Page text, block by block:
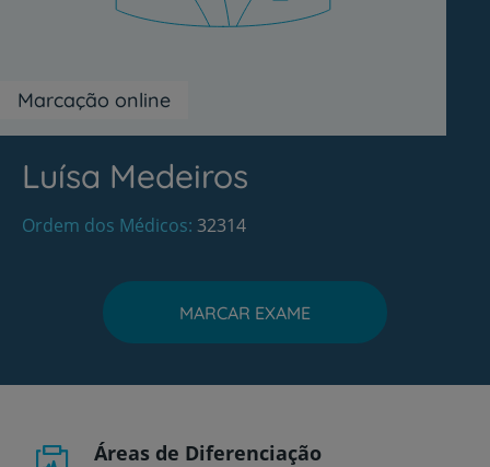
Marcação online
Luísa Medeiros
Ordem dos Médicos 32314
MARCAR EXAME
Áreas de Diferenciação